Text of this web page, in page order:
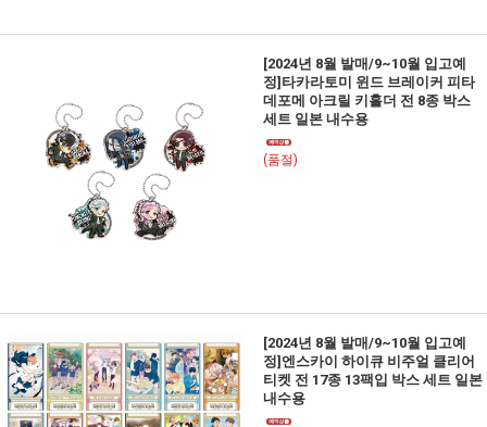
[2024년 8월 발매/9~10월 입고예
정]타카라토미 윈드 브레이커 피타
데포메 아크릴 키홀더 전 8종 박스
세트 일본 내수용
(품절)
[2024년 8월 발매/9~10월 입고예
정]엔스카이 하이큐 비주얼 클리어
티켓 전 17종 13팩입 박스 세트 일본
내수용